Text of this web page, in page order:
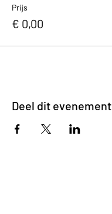
Prijs
€ 0,00
Deel dit evenement